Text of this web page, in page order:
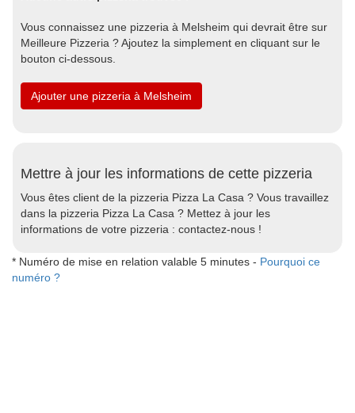
Vous connaissez une pizzeria à Melsheim qui devrait être sur
Meilleure Pizzeria ? Ajoutez la simplement en cliquant sur le
bouton ci-dessous.
Ajouter une pizzeria à Melsheim
Mettre à jour les informations de cette pizzeria
Vous êtes client de la pizzeria Pizza La Casa ? Vous travaillez
dans la pizzeria Pizza La Casa ? Mettez à jour les
informations de votre pizzeria : contactez-nous !
* Numéro de mise en relation valable 5 minutes - Pourquoi ce
numéro ?